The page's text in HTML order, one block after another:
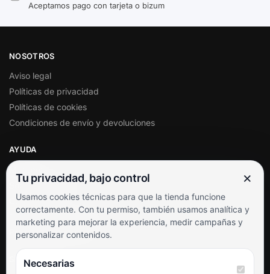
Aceptamos pago con tarjeta o bizum
NOSOTROS
Aviso legal
Políticas de privacidad
Políticas de cookies
Condiciones de envío y devoluciones
AYUDA
Soporte al cliente
Contacto
Términos y condiciones
Preguntas frecuentes
SÍGUENOS
Tu privacidad, bajo control ×
Usamos cookies técnicas para que la tienda funcione
correctamente. Con tu permiso, también usamos analítica y
marketing para mejorar la experiencia, medir campañas y
personalizar contenidos.
Necesarias